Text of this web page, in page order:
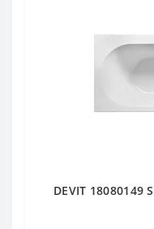
DEVIT 18080149